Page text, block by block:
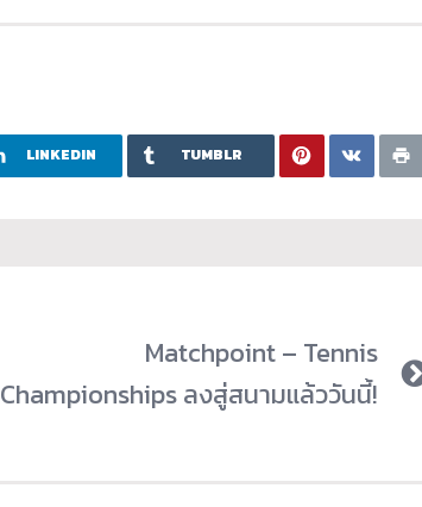
LINKEDIN TUMBLR
Matchpoint – Tennis
Championships ลงสู่สนามแล้ววันนี้!